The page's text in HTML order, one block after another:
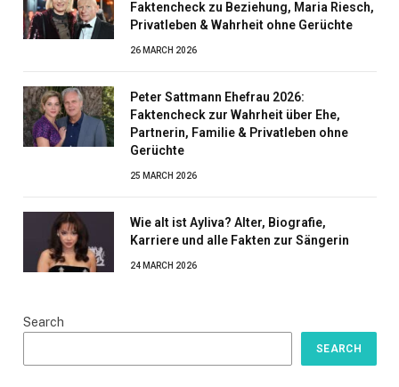
Faktencheck zu Beziehung, Maria Riesch,
Privatleben & Wahrheit ohne Gerüchte
26 MARCH 2026
Peter Sattmann Ehefrau 2026:
Faktencheck zur Wahrheit über Ehe,
Partnerin, Familie & Privatleben ohne
Gerüchte
25 MARCH 2026
Wie alt ist Ayliva? Alter, Biografie,
Karriere und alle Fakten zur Sängerin
24 MARCH 2026
Search
SEARCH